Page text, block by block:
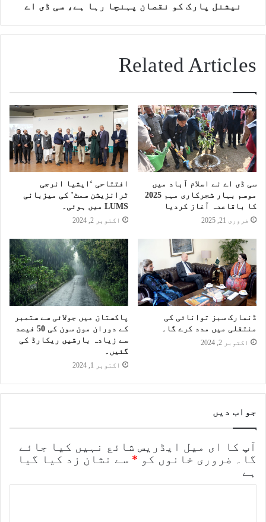
نیشنل پارک کو نقصان پہنچا رہا ہے، سی ڈی اے
Related Articles
سی ڈی اے نے اسلام آباد میں
موسم بہار شجرکاری مہم 2025
کا باقاعدہ آغاز کردیا
فروری 21, 2025
افتتاحی ‘ایشیا انرجی
ٹرانزیشن سمٹ’ کی میزبانی
LUMS میں ہوئی۔
اکتوبر 2, 2024
ڈنمارک سبز توانائی کی
منتقلی میں مدد کرے گا۔
اکتوبر 2, 2024
پاکستان میں جولائی سے ستمبر
کے دوران مون سون کی 50 فیصد
سے زیادہ بارشیں ریکارڈ کی
گئیں۔
اکتوبر 1, 2024
جواب دیں
آپ کا ای میل ایڈریس شائع نہیں کیا جائے
گا۔
ضروری خانوں کو * سے نشان زد کیا گیا
ہے